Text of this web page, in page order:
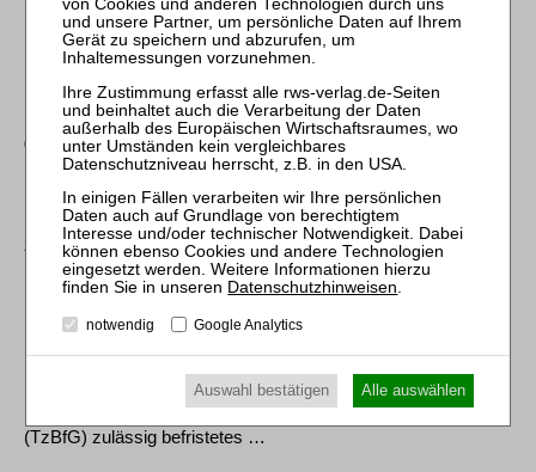
BGH, Beschluss vom 6. Mai 2025 - VI ZR 53/23
DSGVO Art. 2 Abs. 2 Buchst. d, Art. 15, Art. 82 Abs. 1; JI-
Richtlinie Art. 1 Abs. 1, Art. 2 Abs. 1, …
01.07.2025
BGB § 1832 Abs. 1 Satz 1 – a) Die
zulassungsüberschreitende Anwendung eines …
Betriebsratsmitglieds - Benachteiligungsverbot
Ein nach Maßgabe des Teilzeit- und Befristungsgesetzes
(TzBfG) zulässig befristetes …
Datenschutzhinweisen.
notwendig Google Analytics
Auswahl bestätigen Alle auswählen